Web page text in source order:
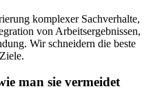
komplexer Sachverhalte,
von Arbeitsergebnissen,
Wir schneidern die beste
man sie vermeidet